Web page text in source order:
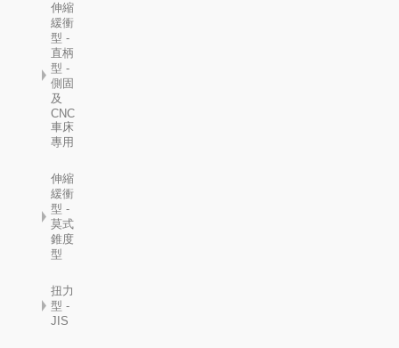
伸縮
緩衝
型 -
直柄
型 -
側固
及
CNC
車床
專用
伸縮
緩衝
型 -
莫式
錐度
型
扭力
型 -
JIS